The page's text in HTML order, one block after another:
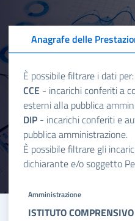
Anagrafe delle
È possibile filtrare i dati per:
CCE - incarichi conferiti a
esterni alla pubblica
DIP - incarichi conferiti e
pubblica amministrazione.
È possibile filtrare gli
dichiarante e/o soggetto
Amministrazione